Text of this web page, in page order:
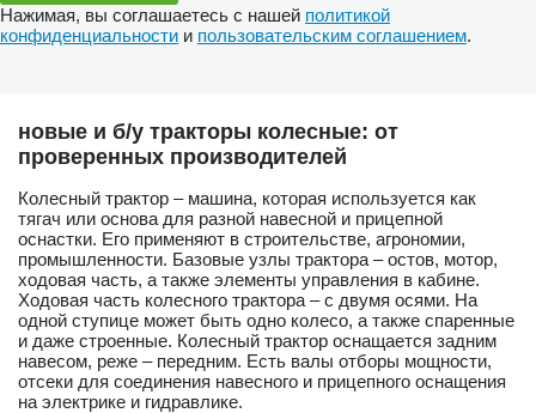
Нажимая, вы соглашаетесь с нашей политикой
конфиденциальности и пользовательским соглашением.
новые и б/у тракторы колесные: от
проверенных производителей
Колесный трактор – машина, которая используется как
тягач или основа для разной навесной и прицепной
оснастки. Его применяют в строительстве, агрономии,
промышленности. Базовые узлы трактора – остов, мотор,
ходовая часть, а также элементы управления в кабине.
Ходовая часть колесного трактора – с двумя осями. На
одной ступице может быть одно колесо, а также спаренные
и даже строенные. Колесный трактор оснащается задним
навесом, реже – передним. Есть валы отборы мощности,
отсеки для соединения навесного и прицепного оснащения
на электрике и гидравлике.